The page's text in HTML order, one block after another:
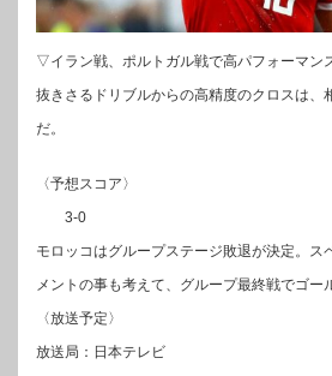
▽イラン戦、ポルトガル戦で高パフォーマン
抜きさるドリブルからの高精度のクロスは、
だ。
〈予想スコア〉
3-0
モロッコはグループステージ敗退が決定。ス
メントの事も考えて、グループ最終戦でゴー
〈放送予定〉
放送局：日本テレビ